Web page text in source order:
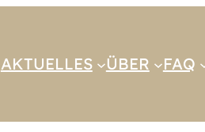
AKTUELLES ÜBER FAQ